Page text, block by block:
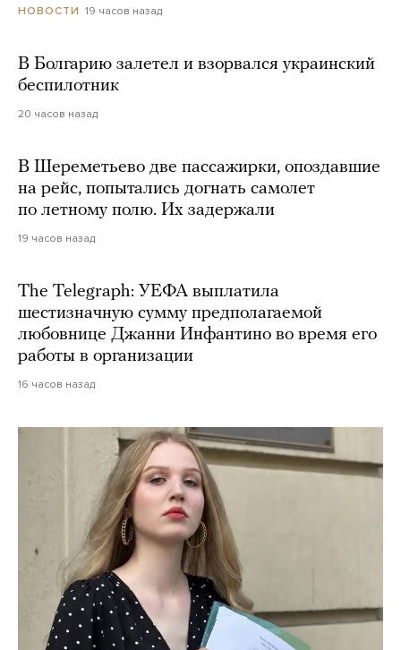
НОВОСТИ 19 часов назад
В Болгарию залетел и взорвался украинский
беспилотник
20 часов назад
В Шереметьево две пассажирки, опоздавшие
на рейс, попытались догнать самолет
по летному полю. Их задержали
19 часов назад
The Telegraph: УЕФА выплатила
шестизначную сумму предполагаемой
любовнице Джанни Инфантино во время его
работы в организации
16 часов назад